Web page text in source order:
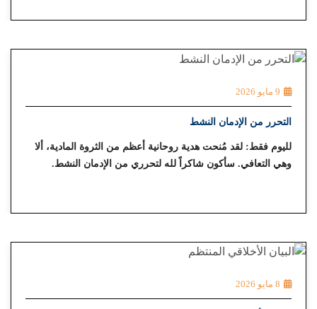
9 مايو 2026
التحرر من الإدمان النشط
لليوم فقط: لقد مُنحت هدية روحانية أعظم من الثروة المادية، ألا
وهي التعافي. سأكون شاكراً لله لتحرري من الإدمان النشط.
8 مايو 2026